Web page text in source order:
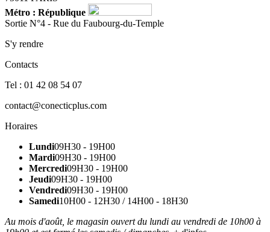
Métro : République
Sortie N°4 - Rue du Faubourg-du-Temple
S'y rendre
Contacts
Tel : 01 42 08 54 07
contact@conecticplus.com
Horaires
Lundi09H30 - 19H00
Mardi09H30 - 19H00
Mercredi09H30 - 19H00
Jeudi09H30 - 19H00
Vendredi09H30 - 19H00
Samedi10H00 - 12H30 / 14H00 - 18H30
Au mois d'août, le magasin ouvert du lundi au vendredi de 10h00 à